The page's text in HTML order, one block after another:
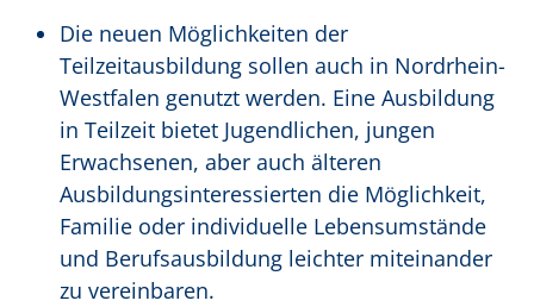
Die neuen Möglichkeiten der
Teilzeitausbildung sollen auch in Nordrhein-
Westfalen genutzt werden. Eine Ausbildung
in Teilzeit bietet Jugendlichen, jungen
Erwachsenen, aber auch älteren
Ausbildungsinteressierten die Möglichkeit,
Familie oder individuelle Lebensumstände
und Berufsausbildung leichter miteinander
zu vereinbaren.